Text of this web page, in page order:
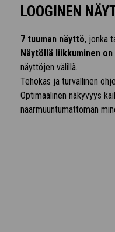
LOOGINEN
7 tuuman näyttö, jonka
Näytöllä liikkuminen
näyttöjen välillä.
Tehokas ja turvallinen
Optimaalinen näkyvyys
naarmuuntumattoman